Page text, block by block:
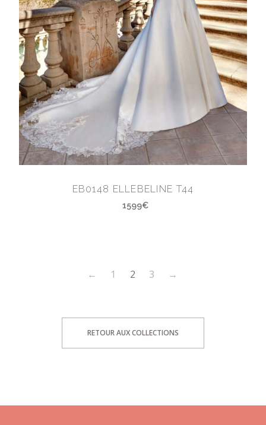
EB0148 ELLEBELINE T44
1599€
← 1 2 3 →
RETOUR AUX COLLECTIONS